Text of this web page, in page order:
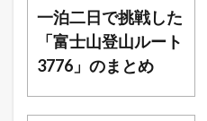
一泊二日で挑戦した
「富士山登山ルート
3776」のまとめ